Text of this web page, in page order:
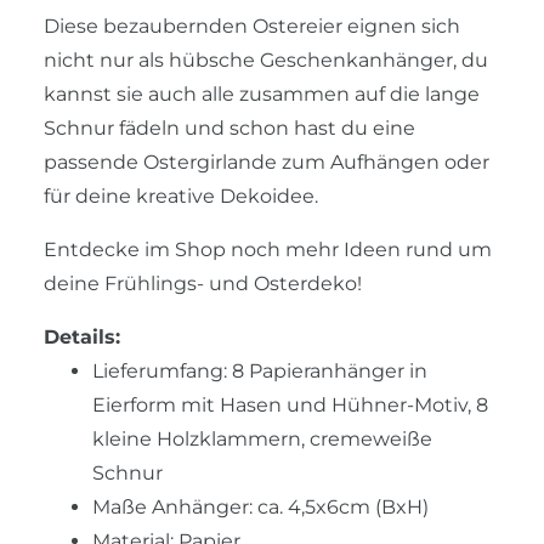
Diese bezaubernden Ostereier eignen sich
nicht nur als hübsche Geschenkanhänger, du
kannst sie auch alle zusammen auf die lange
Schnur fädeln und schon hast du eine
passende Ostergirlande zum Aufhängen oder
für deine kreative Dekoidee.
Entdecke im Shop noch mehr Ideen rund um
deine Frühlings- und Osterdeko!
Details:
Lieferumfang: 8 Papieranhänger in
Eierform mit Hasen und Hühner-Motiv, 8
kleine Holzklammern, cremeweiße
Schnur
Maße Anhänger: ca. 4,5x6cm (BxH)